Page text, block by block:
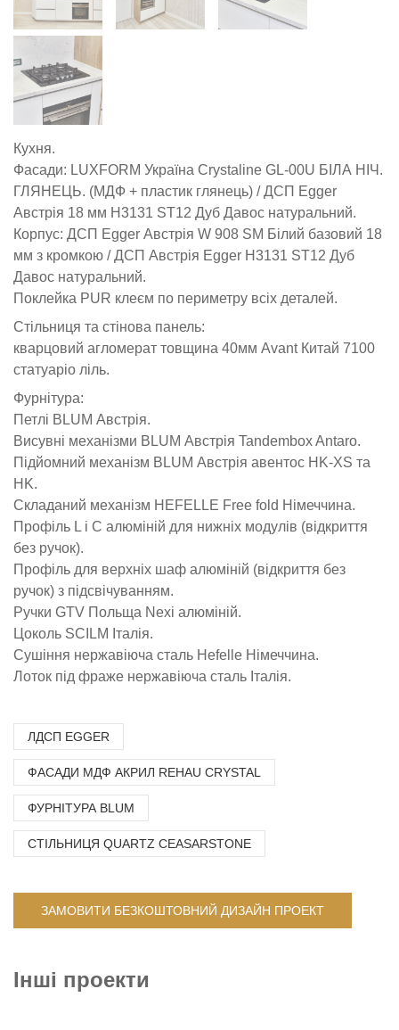
Кухня.
Фасади: LUXFORM Україна Crystaline GL-00U БІЛА НІЧ.
ГЛЯНЕЦЬ. (МДФ + пластик глянець) / ДСП Egger
Австрія 18 мм H3131 ST12 Дуб Давос натуральний.
Корпус: ДСП Egger Австрія W 908 SM Білий базовий 18
мм з кромкою / ДСП Австрія Egger H3131 ST12 Дуб
Давос натуральний.
Поклейка PUR клеєм по периметру всіх деталей.
Стільниця та стінова панель:
кварцовий агломерат товщина 40мм Avant Китай 7100
статуаріо ліль.
Фурнітура:
Петлі BLUM Австрія.
Висувні механізми BLUM Австрія Tandembox Antaro.
Підйомний механізм BLUM Австрія авентос HK-XS та
HK.
Складаний механізм HEFELLE Free fold Німеччина.
Профіль L і С алюміній для нижніх модулів (відкриття
без ручок).
Профіль для верхніх шаф алюміній (відкриття без
ручок) з підсвічуванням.
Ручки GTV Польща Nexi алюміній.
Цоколь SCILM Італія.
Сушіння нержавіюча сталь Hefelle Німеччина.
Лоток під фраже нержавіюча сталь Італія.
ЛДСП EGGER
ФАСАДИ МДФ АКРИЛ REHAU CRYSTAL
ФУРНІТУРА BLUM
СТІЛЬНИЦЯ QUARTZ CEASARSTONE
ЗАМОВИТИ БЕЗКОШТОВНИЙ ДИЗАЙН ПРОЕКТ
Інші проекти